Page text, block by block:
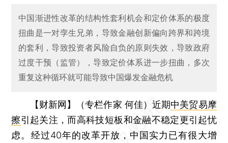
中国渐进性改革的结构性套利机会和定价体系的极度
扭曲是一对孪生兄弟，导致金融创新偏向跨界和跨境
的套利，导致投资者风险自负的原则失效，导致政府
过度干预（监管），导致定价体系进一步扭曲，多次
重复这种循环就可能导致中国爆发金融危机
【财新网】（专栏作家 何佳）近期中美贸易摩
擦引起关注，而高科技短板和金融不稳定更引起忧
虑。经过40年的改革开放，中国实力已有很大增